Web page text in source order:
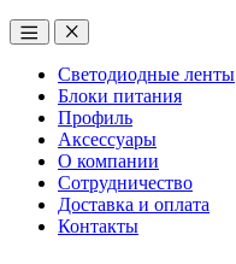
Светодиодные ленты
Блоки питания
Профиль
Аксессуары
О компании
Сотрудничество
Доставка и оплата
Контакты